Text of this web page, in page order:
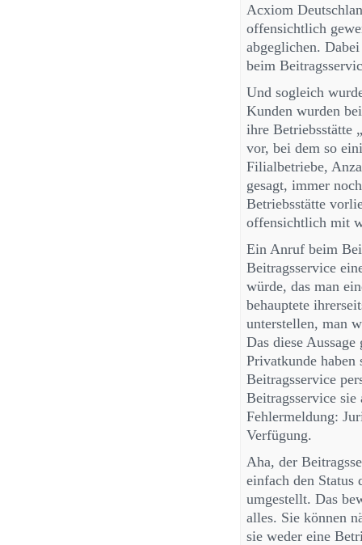
Acxiom
offensichtlich
abgeglichen.
beim
Und sogleich
Kunden wurden
ihre Betriebsstätte
vor, bei dem so
Filialbetriebe,
gesagt, immer
Betriebsstätte
offensichtlich mit
Ein Anruf beim
Beitragsservice
würde, das man
behauptete
unterstellen, man
Das diese
Privatkunde
Beitragsservice
Beitragsservice
Fehlermeldung:
Verfügung.
Aha, der
einfach den Status
umgestellt. Das
alles. Sie können
sie weder eine